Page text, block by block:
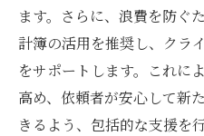
ます。さらに、浪費を防ぐ
計簿の活用を推奨し、クラ
をサポートします。これに
高め、依頼者が安心して新
きるよう、包括的な支援を行